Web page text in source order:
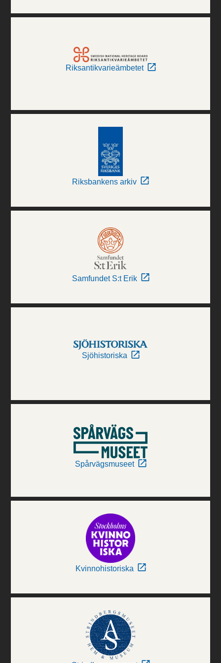
Riksantikvarieämbetet
Riksbankens arkiv
Samfundet S:t Erik
Sjöhistoriska
Spårvägsmuseet
Kvinnohistoriska